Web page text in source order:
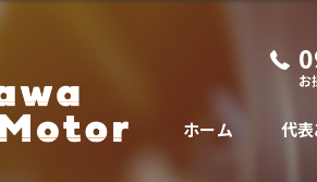
お
ホーム 代